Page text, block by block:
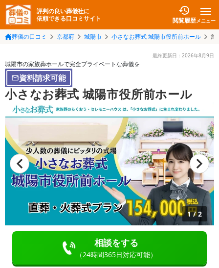
評判の良い葬儀社に
依頼できる口コミサイト
閲覧履歴メニュー
葬儀の口コミ 京都府 城陽市 小さなお葬式 城陽市役所前ホール 施
最終更新日： 2026年8月9日
城陽市の家族葬ホールで完全プライベートな葬儀を
資料請求可能
小さなお葬式 城陽市役所前ホール
1/2
相談をする
（24時間365日対応可能）